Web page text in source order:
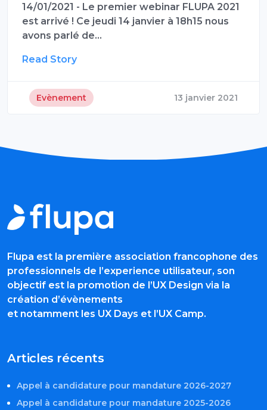
14/01/2021 - Le premier webinar FLUPA 2021
est arrivé ! Ce jeudi 14 janvier à 18h15 nous
avons parlé de…
Read Story
Evènement 13 janvier 2021
Flupa est la première association francophone des
professionnels de l’experience utilisateur, son
objectif est la promotion de l’UX Design via la
création d’évènements
et notamment les UX Days et l’UX Camp.
Articles récents
Appel à candidature pour mandature 2026-2027
Appel à candidature pour mandature 2025-2026